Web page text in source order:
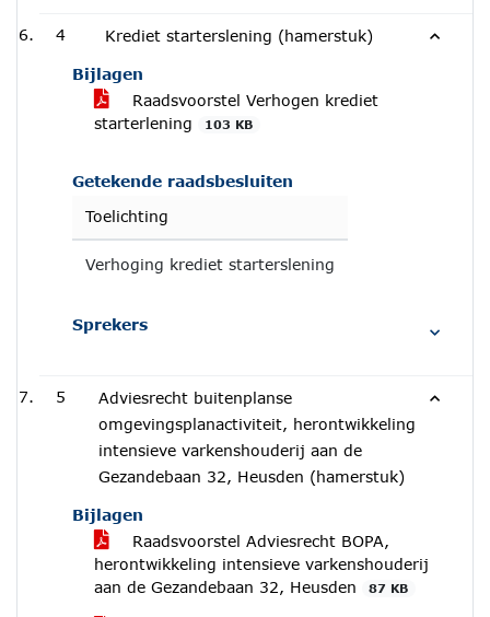
4 Krediet starterslening (hamerstuk)
Bijlagen
Raadsvoorstel Verhogen krediet
starterlening
103 KB
Getekende raadsbesluiten
Toelichting
Verhoging krediet starterslening
Sprekers
5
Adviesrecht buitenplanse
omgevingsplanactiviteit, herontwikkeling
intensieve varkenshouderij aan de
Gezandebaan 32, Heusden (hamerstuk)
Bijlagen
Raadsvoorstel Adviesrecht BOPA,
herontwikkeling intensieve varkenshouderij
aan de Gezandebaan 32, Heusden
87 KB